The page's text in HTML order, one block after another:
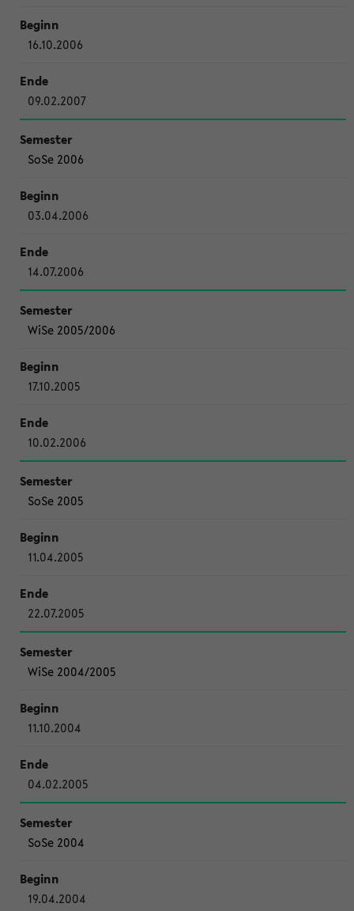
16.10.2006
09.02.2007
SoSe 2006
03.04.2006
14.07.2006
WiSe 2005/2006
17.10.2005
10.02.2006
SoSe 2005
11.04.2005
22.07.2005
WiSe 2004/2005
11.10.2004
04.02.2005
SoSe 2004
19.04.2004